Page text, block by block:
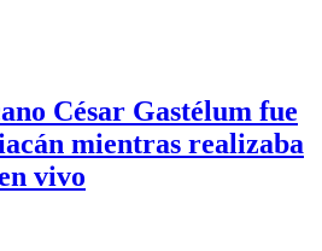
César Gastélum fue
mientras realizaba
vivo